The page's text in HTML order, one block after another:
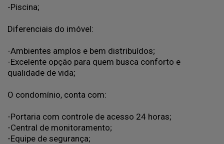
-Piscina;
Diferenciais do imóvel:
-Ambientes amplos e bem distribuídos;
-Excelente opção para quem busca conforto e
qualidade de vida;
O condomínio, conta com:
-Portaria com controle de acesso 24 horas;
-Central de monitoramento;
-Equipe de segurança;